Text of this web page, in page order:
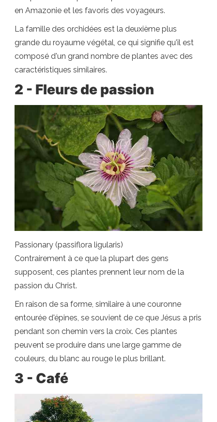
en Amazonie et les favoris des voyageurs.
La famille des orchidées est la deuxième plus
grande du royaume végétal, ce qui signifie qu'il est
composé d'un grand nombre de plantes avec des
caractéristiques similaires.
2 - Fleurs de passion
Passionary (passiflora ligularis)
Contrairement à ce que la plupart des gens
supposent, ces plantes prennent leur nom de la
passion du Christ.
En raison de sa forme, similaire à une couronne
entourée d'épines, se souvient de ce que Jésus a pris
pendant son chemin vers la croix. Ces plantes
peuvent se produire dans une large gamme de
couleurs, du blanc au rouge le plus brillant.
3 - Café